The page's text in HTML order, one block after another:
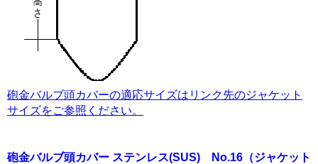
砲金バルブ頭カバーの適応サイズはリンク先のジャケット
サイズをご参照ください。
砲金バルブ頭カバー ステンレス(SUS) No.16 （ジャケット